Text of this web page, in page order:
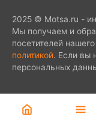
2025 © Motsa.ru -
Мы получаем и
посетителей
политикой. Если вы
персональных